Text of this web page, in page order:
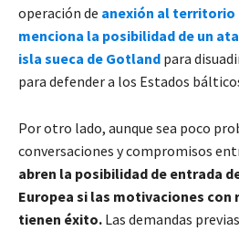
operación de anexión al territorio
menciona la posibilidad de un
isla sueca de Gotland para
para defender a los Estados
Por otro lado, aunque sea poco
conversaciones y compromisos
abren la posibilidad de entrada
Europea si las motivaciones con
tienen éxito. Las demandas